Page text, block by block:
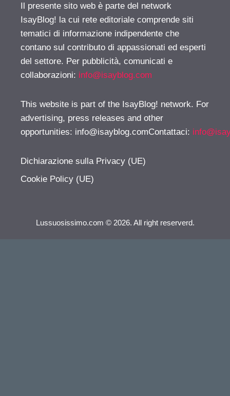
Il presente sito web è parte del network
IsayBlog! la cui rete editoriale comprende siti
tematici di informazione indipendente che
contano sul contributo di appassionati ed esperti
del settore. Per pubblicità, comunicati e
collaborazioni: info@isayblog.com
This website is part of the IsayBlog! network. For
advertising, press releases and other
opportunities: info@isayblog.comContattaci:
Dichiarazione sulla Privacy (UE)
Cookie Policy (UE)
Lussuosissimo.com © 2026. All right reserverd.